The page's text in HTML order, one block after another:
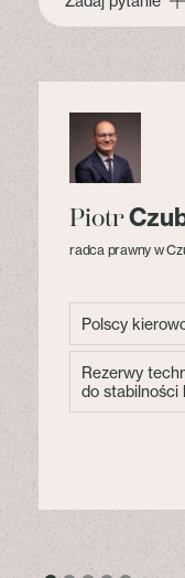
Piotr
radca prawny w
Polscy
Rezerwy
do stabilności